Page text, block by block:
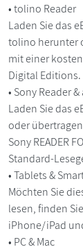
• tolino Reader
Laden Sie das
tolino herunter
mit einer
Digital Editions.
• Sony Reader
Laden Sie das
oder
Sony READER
Standard-
• Tablets &
Möchten Sie
lesen, finden
iPhone/iPad
• PC & Mac